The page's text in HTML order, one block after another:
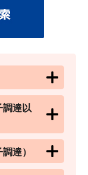
調達以
達）